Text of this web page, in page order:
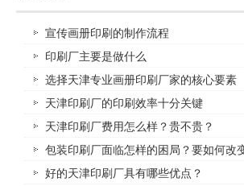
宣传画册印刷的制作流程
印刷厂主要是做什么
选择天津专业画册印刷厂家的核心要素
天津印刷厂的印刷效率十分关键
天津印刷厂费用怎么样？贵不贵？
包装印刷厂面临怎样的困局？要如何改
好的天津印刷厂具有哪些优点？